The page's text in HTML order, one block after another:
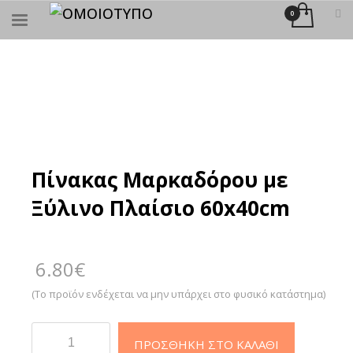
ΑΝΑΖΉΤΗΣΗ
Πίνακας Μαρκαδόρου με
Ξύλινο Πλαίσιο 60x40cm
6.80€
(Το προϊόν ενδέχεται να μην υπάρχει στο φυσικό κατάστημα)
ΠΡΟΣΘΉΚΗ ΣΤΟ ΚΑΛΆΘΙ